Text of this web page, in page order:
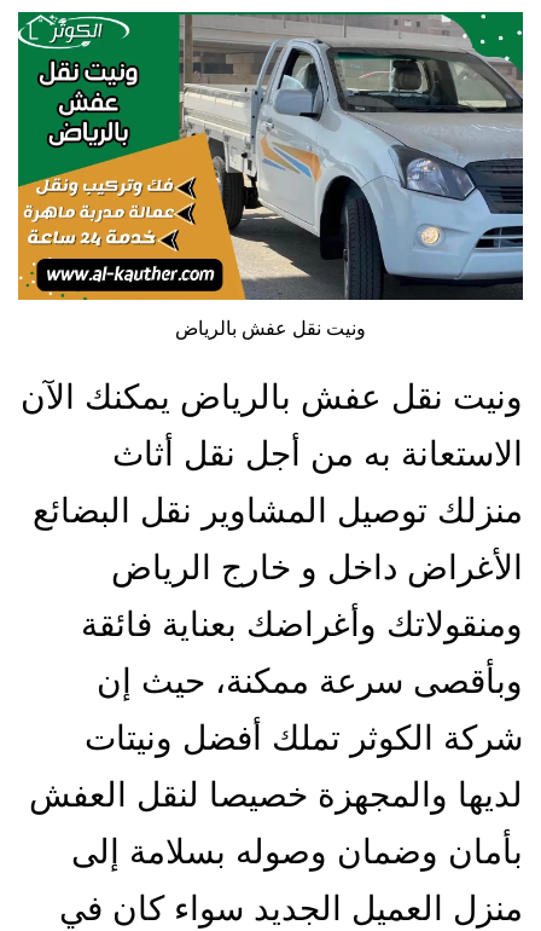
ونيت نقل عفش بالرياض
ونيت نقل عفش بالرياض يمكنك الآن
الاستعانة به من أجل نقل أثاث
منزلك توصيل المشاوير نقل البضائع
الأغراض داخل و خارج الرياض
ومنقولاتك وأغراضك بعناية فائقة
وبأقصى سرعة ممكنة، حيث إن
شركة الكوثر تملك أفضل ونيتات
لديها والمجهزة خصيصا لنقل العفش
بأمان وضمان وصوله بسلامة إلى
منزل العميل الجديد سواء كان في